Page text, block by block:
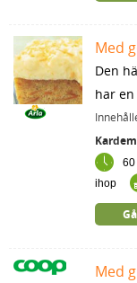
Med
Den
har
60
ihop
Med